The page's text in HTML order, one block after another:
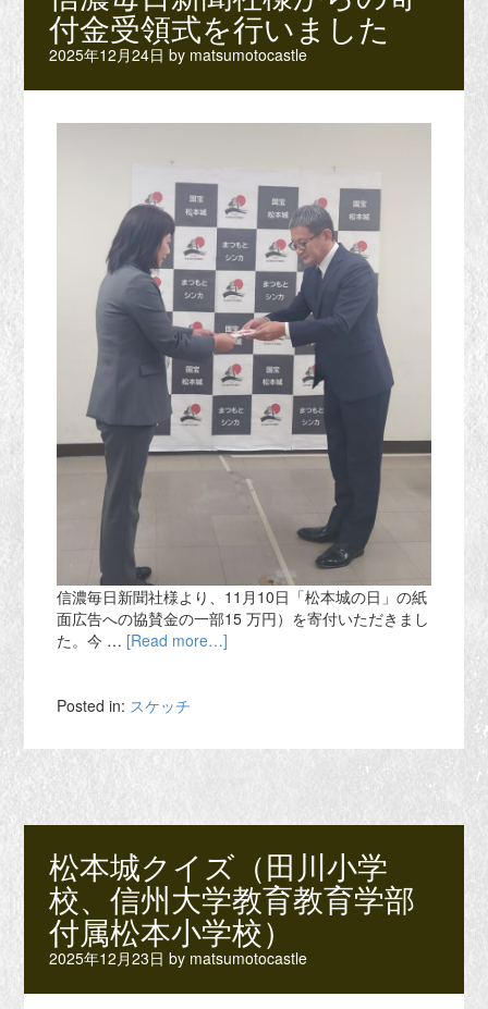
付金受領式を行いました
2025年12月24日 by matsumotocastle
信濃毎日新聞社様より、11月10日「松本城の日」の紙
面広告への協賛金の一部15 万円）を寄付いただきまし
た。今 … [Read more…]
Posted in: スケッチ
松本城クイズ（田川小学
校、信州大学教育教育学部
付属松本小学校）
2025年12月23日 by matsumotocastle